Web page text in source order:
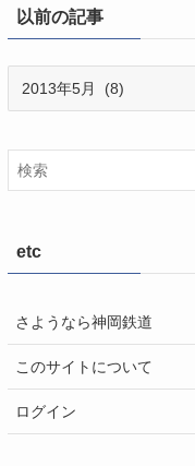
以前の記事
記
事
etc
さようなら神岡鉄道
このサイトについて
ログイン